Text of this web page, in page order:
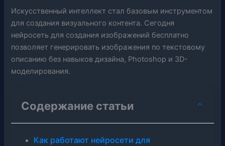
Искусственный интеллект стал базовым инструментом
для создания визуального контента. Сегодня
нейросеть для создания изображений бесплатно
позволяет генерировать изображения по текстовому
описанию без навыков дизайна, Photoshop и 3D-
моделирования.
Содержание статьи
Как работают нейросети для